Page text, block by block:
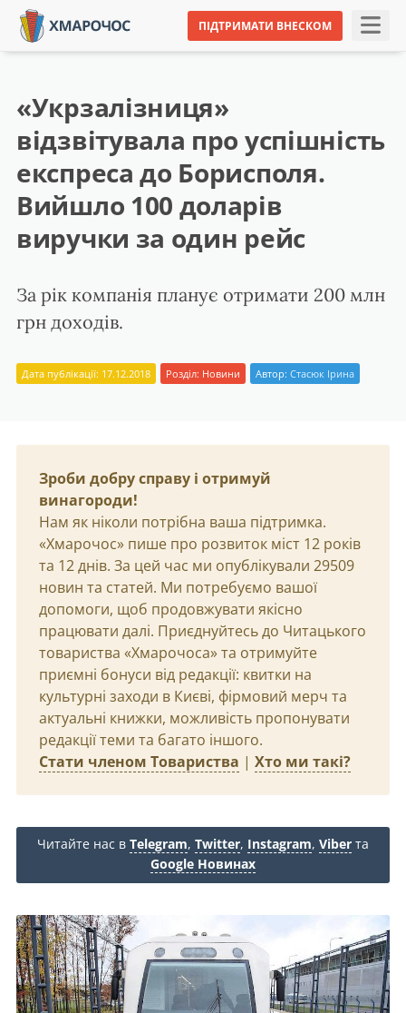
ПІДТРИМАТИ ВНЕСКОМ
«Укрзалізниця»
відзвітувала про успішність
експреса до Борисполя.
Вийшло 100 доларів
виручки за один рейс
За рік компанія планує отримати 200 млн
грн доходів.
Дата публікації: 17.12.2018 Розділ: Новини Автор: Стасюк Ірина
Зроби добру справу і отримуй
винагороди!
Нам як ніколи потрібна ваша підтримка.
«Хмарочос» пише про розвиток міст 12 років
та 12 днів. За цей час ми опублікували 29509
новин та статей. Ми потребуємо вашої
допомоги, щоб продовжувати якісно
працювати далі. Приєднуйтесь до Читацького
товариства «Хмарочоса» та отримуйте
приємні бонуси від редакції: квитки на
культурні заходи в Києві, фірмовий мерч та
актуальні книжки, можливість пропонувати
редакції теми та багато іншого.
Стати членом Товариства | Хто ми такі?
Читайте нас в Telegram, Twitter, Instagram, Viber та
Google Новинах